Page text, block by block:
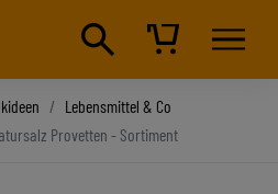
Lebensmittel & Co
Provetten - Sortiment